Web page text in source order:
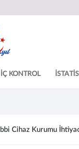
İÇ KONTROL
Cihaz Kurumu